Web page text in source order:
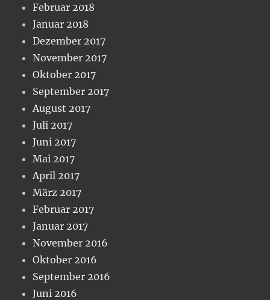
Februar 2018
Januar 2018
Dezember 2017
November 2017
Oktober 2017
September 2017
August 2017
Juli 2017
Juni 2017
Mai 2017
April 2017
März 2017
Februar 2017
Januar 2017
November 2016
Oktober 2016
September 2016
Juni 2016